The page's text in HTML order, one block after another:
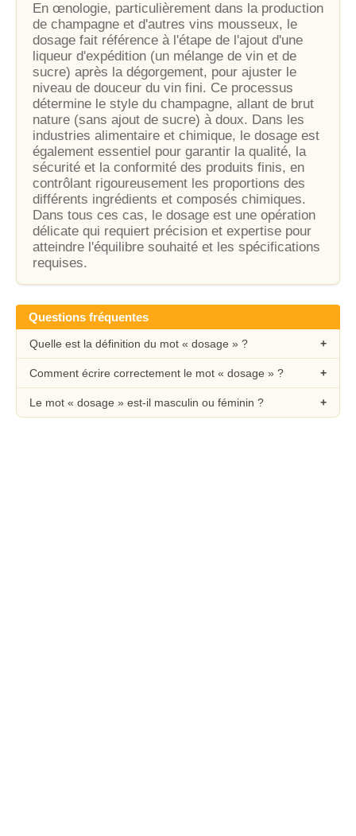
En œnologie, particulièrement dans la production
de champagne et d'autres vins mousseux, le
dosage fait référence à l'étape de l'ajout d'une
liqueur d'expédition (un mélange de vin et de
sucre) après la dégorgement, pour ajuster le
niveau de douceur du vin fini. Ce processus
détermine le style du champagne, allant de brut
nature (sans ajout de sucre) à doux. Dans les
industries alimentaire et chimique, le dosage est
également essentiel pour garantir la qualité, la
sécurité et la conformité des produits finis, en
contrôlant rigoureusement les proportions des
différents ingrédients et composés chimiques.
Dans tous ces cas, le dosage est une opération
délicate qui requiert précision et expertise pour
atteindre l'équilibre souhaité et les spécifications
requises.
Questions fréquentes
Quelle est la définition du mot « dosage » ?
Comment écrire correctement le mot « dosage » ?
Le mot « dosage » est-il masculin ou féminin ?